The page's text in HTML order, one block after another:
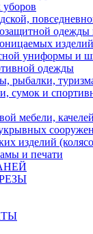
одежды
изделий
униформы и
одежды
рыбалки,
сумок и
мебели,
изделий
и печати